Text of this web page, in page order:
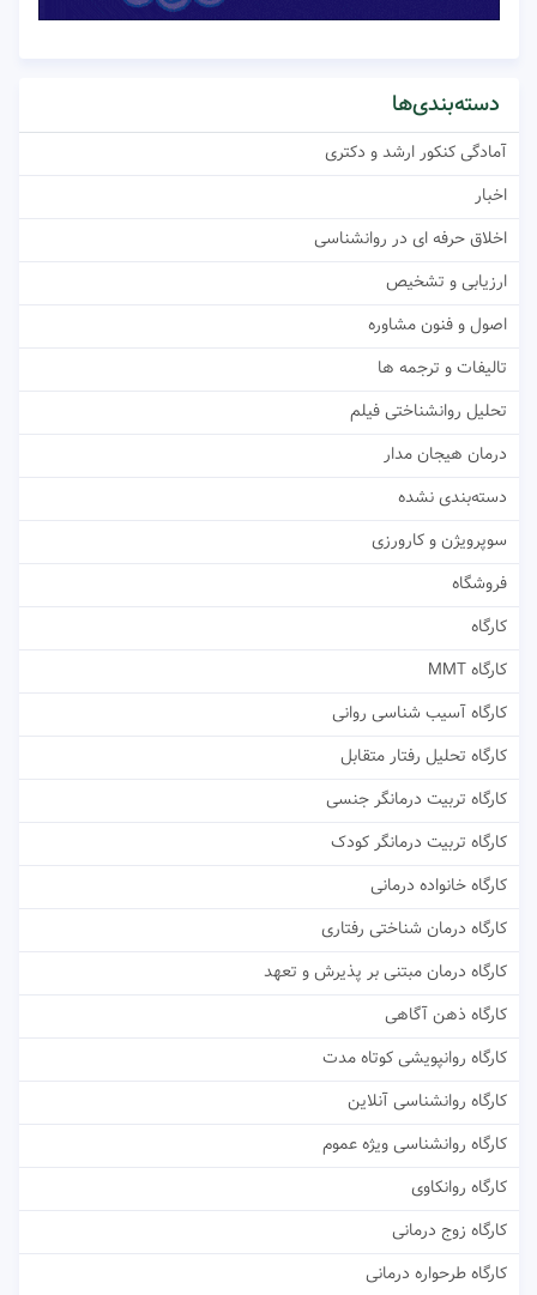
دسته‌بندی‌ها
آمادگی کنکور ارشد و دکتری
اخبار
اخلاق حرفه ای در روانشناسی
ارزیابی و تشخیص
اصول و فنون مشاوره
تالیفات و ترجمه ها
تحلیل روانشناختی فیلم
درمان هیجان مدار
دسته‌بندی نشده
سوپرویژن و کارورزی
فروشگاه
کارگاه
کارگاه MMT
کارگاه آسیب شناسی روانی
کارگاه تحلیل رفتار متقابل
کارگاه تربیت درمانگر جنسی
کارگاه تربیت درمانگر کودک
کارگاه خانواده درمانی
کارگاه درمان شناختی رفتاری
کارگاه درمان مبتنی بر پذیرش و تعهد
کارگاه ذهن آگاهی
کارگاه روانپویشی کوتاه مدت
کارگاه روانشناسی آنلاین
کارگاه روانشناسی ویژه عموم
کارگاه روانکاوی
کارگاه زوج درمانی
کارگاه طرحواره درمانی